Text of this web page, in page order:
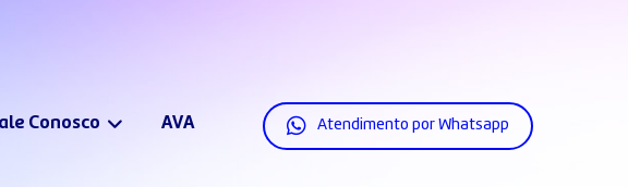
Conosco AVA Atendimento por Whatsapp